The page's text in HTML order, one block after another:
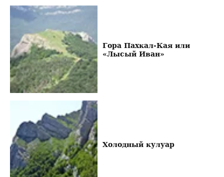
Гора Пахкал-Кая или
«Лысый Иван»
Холодный кулуар